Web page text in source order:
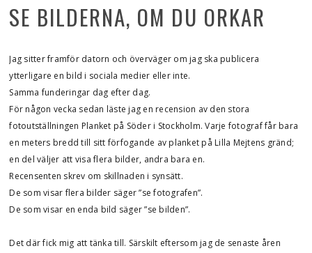
SE BILDERNA, OM DU ORKAR
Jag sitter framför datorn och överväger om jag ska publicera
ytterligare en bild i sociala medier eller inte.
Samma funderingar dag efter dag.
För någon vecka sedan läste jag en recension av den stora
fotoutställningen Planket på Söder i Stockholm. Varje fotograf får bara
en meters bredd till sitt förfogande av planket på Lilla Mejtens gränd;
en del väljer att visa flera bilder, andra bara en.
Recensenten skrev om skillnaden i synsätt.
De som visar flera bilder säger ”se fotografen”.
De som visar en enda bild säger ”se bilden”.
Det där fick mig att tänka till. Särskilt eftersom jag de senaste åren